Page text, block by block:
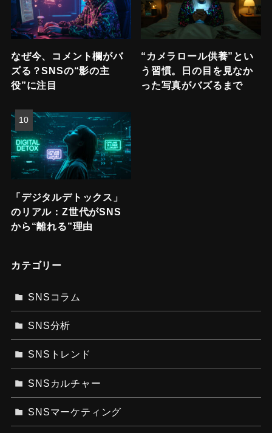
なぜ今、コメント欄がバ
ズる？SNSの“影の主
役”に注目
“カメラロール供養”とい
う習慣。日の目を見なか
った写真がバズるまで
「デジタルデトックス」
のリアル：Z世代がSNS
から“離れる”理由
カテゴリー
SNSコラム
SNS分析
SNSトレンド
SNSカルチャー
SNSマーケティング